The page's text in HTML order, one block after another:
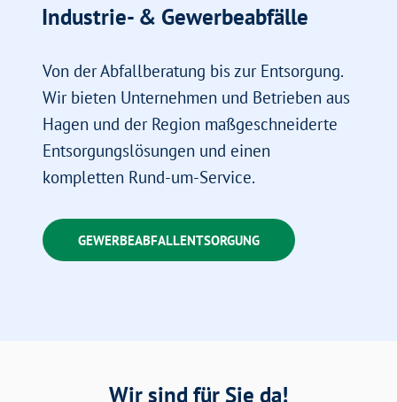
Industrie- & Gewerbeabfälle
Von der Abfallberatung bis zur Entsorgung.
Wir bieten Unternehmen und Betrieben aus
Hagen und der Region maßgeschneiderte
Entsorgungslösungen und einen
kompletten Rund-um-Service.
GEWERBEABFALLENTSORGUNG
Wir sind für Sie da!